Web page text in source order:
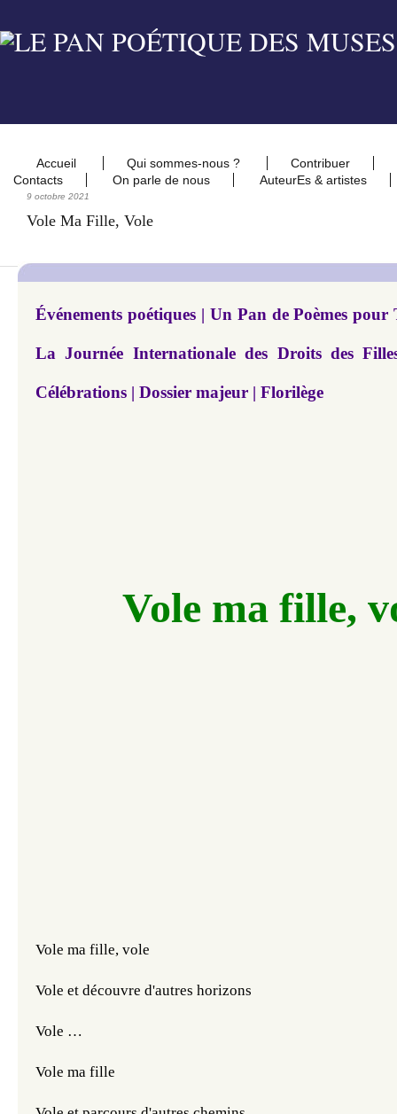
Accueil Qui sommes-nous ?
Contribuer
Contacts
On parle de nous AuteurEs & artistes
9 octobre 2021
Vole Ma Fille, Vole
Événements poétiques | Un Pan de Poèmes
La Journée Internationale des Droits des
Célébrations | Dossier majeur | Florilège​​​​​​
Vole ma fille,
Vole ma fille, vole
Vole et découvre d'autres horizons
Vole …
Vole ma fille